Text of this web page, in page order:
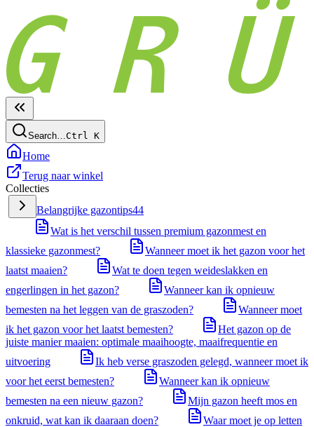
Search…Ctrl K
Home
Terug naar winkel
Collecties
Belangrijke gazontips44
Wat is het verschil tussen premium gazonmest en
klassieke gazonmest?
Wanneer moet ik het gazon voor het
laatst maaien?
Wat te doen tegen weideslakken en
engerlingen in het gazon?
Wanneer kan ik opnieuw
bemesten na het leggen van de graszoden?
Wanneer moet
ik het gazon voor het laatst bemesten?
Het gazon op de
juiste manier maaien: optimale maaihoogte, maaifrequentie en
uitvoering
Ik heb verse graszoden gelegd, wanneer moet ik
voor het eerst bemesten?
Wanneer kan ik opnieuw
bemesten na een nieuw gazon?
Mijn gazon heeft mos en
onkruid, wat kan ik daaraan doen?
Waar moet je op letten